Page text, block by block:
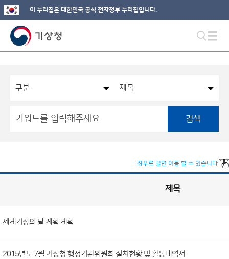
이 누리집은 대한민국 공식 전자정부 누리집입니다.
검색
좌우로 밀면 이동 할 수 있습니다.
공
개
정
보
목
록
제목
세계기상의 날 계획 계획
2015년도 7월 기상청 행정기관위원회 설치현황 및 활동내역서